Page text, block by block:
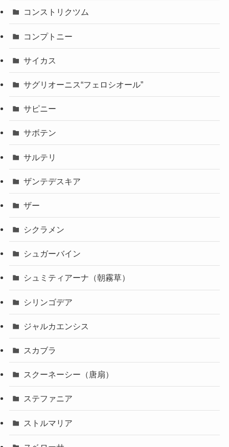
コンストリクツム
コンプトニー
サイカス
サグリオーニス“フェロシオール”
サピニー
サボテン
サルテリ
ザンテデスキア
ザー
シクラメン
シュガーバイン
シュミティアーナ（朝霧草）
シリンゴデア
ジャルカエンシス
スカブラ
スクーネーシー（唐扇）
ステファニア
ストルマリア